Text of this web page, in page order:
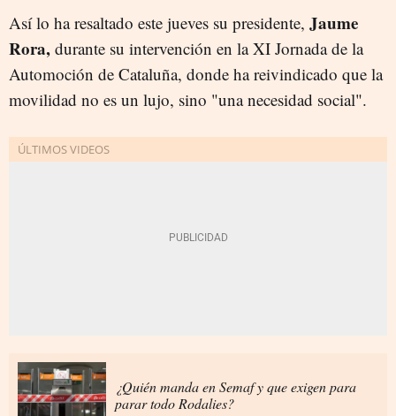
Así lo ha resaltado este jueves su presidente, Jaume
Rora, durante su intervención en la XI Jornada de la
Automoción de Cataluña, donde ha reivindicado que la
movilidad no es un lujo, sino "una necesidad social".
¿Quién manda en Semaf y que exigen para
parar todo Rodalies?